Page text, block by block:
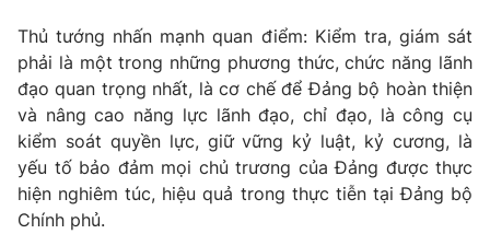
Thủ tướng nhấn mạnh quan điểm: Kiểm tra, giám sát
phải là một trong những phương thức, chức năng lãnh
đạo quan trọng nhất, là cơ chế để Đảng bộ hoàn thiện
và nâng cao năng lực lãnh đạo, chỉ đạo, là công cụ
kiểm soát quyền lực, giữ vững kỷ luật, kỷ cương, là
yếu tố bảo đảm mọi chủ trương của Đảng được thực
hiện nghiêm túc, hiệu quả trong thực tiễn tại Đảng bộ
Chính phủ.